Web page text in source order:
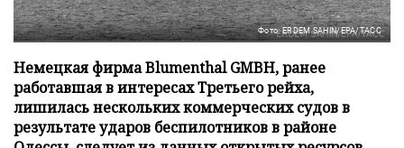
Фото: ERDEM SAHIN/EPA/ТАСС
Немецкая фирма Blumenthal GMBH, ранее
работавшая в интересах Третьего рейха,
лишилась нескольких коммерческих судов в
результате ударов беспилотников в районе